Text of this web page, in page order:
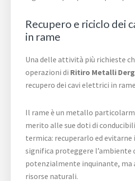
Recupero e riciclo dei
in rame
Una delle attività più richieste
operazioni di Ritiro Metalli
recupero dei cavi elettrici in
Il rame è un metallo
merito alle sue doti di
termica: recuperarlo ed evitarne
significa proteggere l’ambiente
potenzialmente inquinante, ma
risorse naturali.